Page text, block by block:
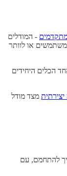
מתקדמים - המודלים
משתמשים או לוותר
הכלים היחידים
מצד מודל
להתחמם, עם